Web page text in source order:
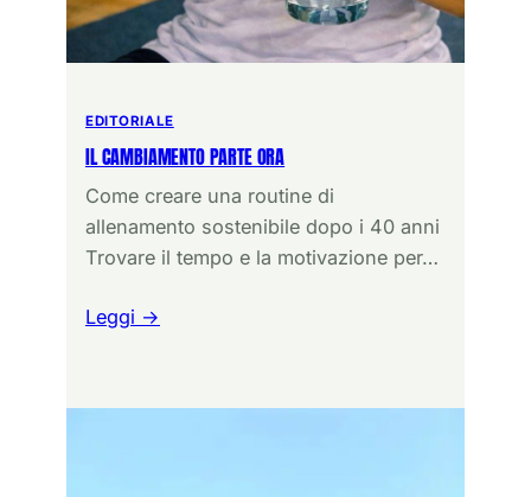
EDITORIALE
IL CAMBIAMENTO PARTE ORA
Come creare una routine di
allenamento sostenibile dopo i 40 anni
Trovare il tempo e la motivazione per…
Leggi →